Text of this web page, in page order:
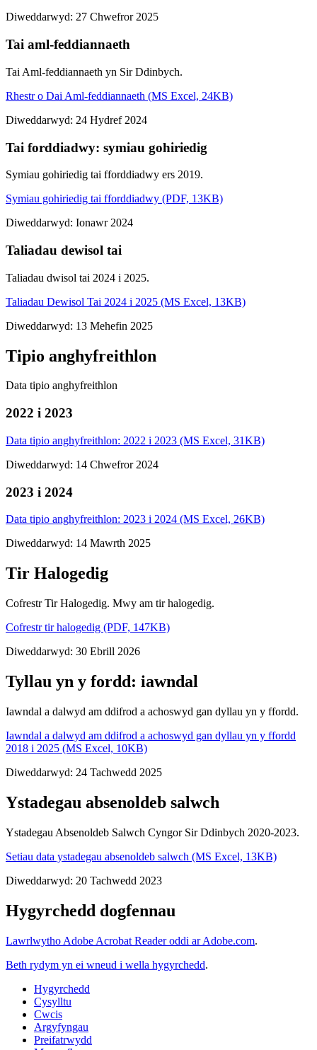
Diweddarwyd: 27 Chwefror 2025
Tai aml-feddiannaeth
Tai Aml-feddiannaeth yn Sir Ddinbych.
Rhestr o Dai Aml-feddiannaeth (MS Excel, 24KB)
Diweddarwyd: 24 Hydref 2024
Tai forddiadwy: symiau gohiriedig
Symiau gohiriedig tai fforddiadwy ers 2019.
Symiau gohiriedig tai fforddiadwy (PDF, 13KB)
Diweddarwyd: Ionawr 2024
Taliadau dewisol tai
Taliadau dwisol tai 2024 i 2025.
Taliadau Dewisol Tai 2024 i 2025 (MS Excel, 13KB)
Diweddarwyd: 13 Mehefin 2025
Tipio anghyfreithlon
Data tipio anghyfreithlon
2022 i 2023
Data tipio anghyfreithlon: 2022 i 2023 (MS Excel, 31KB)
Diweddarwyd: 14 Chwefror 2024
2023 i 2024
Data tipio anghyfreithlon: 2023 i 2024 (MS Excel, 26KB)
Diweddarwyd: 14 Mawrth 2025
Tir Halogedig
Cofrestr Tir Halogedig. Mwy am tir halogedig.
Cofrestr tir halogedig (PDF, 147KB)
Diweddarwyd: 30 Ebrill 2026
Tyllau yn y fordd: iawndal
Iawndal a dalwyd am ddifrod a achoswyd gan dyllau yn y ffordd.
Iawndal a dalwyd am ddifrod a achoswyd gan dyllau yn y ffordd
2018 i 2025 (MS Excel, 10KB)
Diweddarwyd: 24 Tachwedd 2025
Ystadegau absenoldeb salwch
Ystadegau Absenoldeb Salwch Cyngor Sir Ddinbych 2020-2023.
Setiau data ystadegau absenoldeb salwch (MS Excel, 13KB)
Diweddarwyd: 20 Tachwedd 2023
Hygyrchedd dogfennau
Lawrlwytho Adobe Acrobat Reader oddi ar Adobe.com.
Beth rydym yn ei wneud i wella hygyrchedd.
Hygyrchedd
Cysylltu
Cwcis
Argyfyngau
Preifatrwydd